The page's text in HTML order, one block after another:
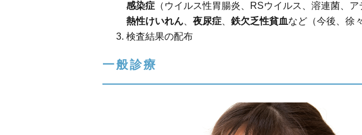
感染症 （ウイルス性胃腸炎、RSウイルス、溶連菌、ア
熱性けいれん
夜尿症 鉄欠乏性貧血など（今後、徐
検査結果の配布
一般診療